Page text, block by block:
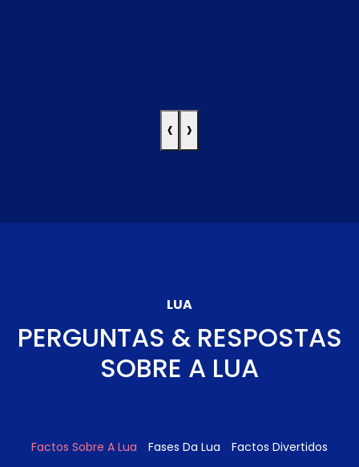
‹ ›
LUA
PERGUNTAS & RESPOSTAS
SOBRE A LUA
Factos Sobre A Lua Fases Da Lua Factos Divertidos